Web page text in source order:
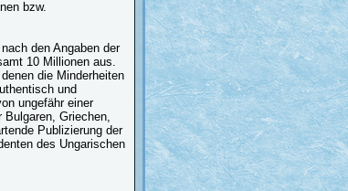
bzw.
den Angaben der
10 Millionen aus.
die Minderheiten
und
ungefähr einer
Bulgaren, Griechen,
Publizierung der
des Ungarischen